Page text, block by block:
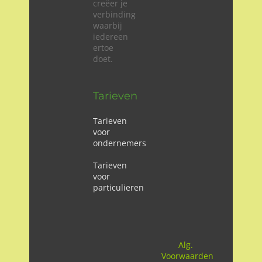
creëer je
verbinding
waarbij
iedereen
ertoe
doet.
Tarieven
Tarieven
voor
ondernemers
Tarieven
voor
particulieren
Alg.
Voorwaarden